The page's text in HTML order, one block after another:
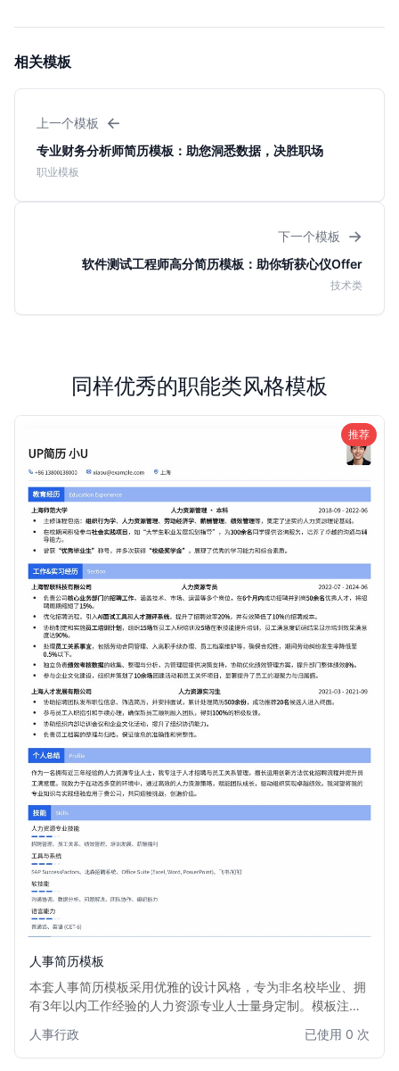
相关模板
上一个模板 ←
专业财务分析师简历模板：助您洞悉数据，决胜职场
职业模板
下一个模板 →
软件测试工程师高分简历模板：助你斩获心仪Offer
技术类
同样优秀的职能类风格模板
推荐
人事简历模板
本套人事简历模板采用优雅的设计风格，专为非名校毕业、拥
有3年以内工作经验的人力资源专业人士量身定制。模板注重
配，有效突出您的专业技能和实践经验，弥补学历背景的不
足。它能帮助您在众多求职者中，以沉稳专业的形象脱颖而
人事行政 已使用 0 次